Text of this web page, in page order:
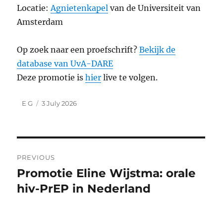
Locatie: Agnietenkapel van de Universiteit van
Amsterdam
Op zoek naar een proefschrift?Bekijk de
database van UvA-DARE
Deze promotie ishier live te volgen.
Author
E G
Posted
3 July 2026
navigation
PREVIOUS
Previous
post:
Promotie Eline Wijstma: orale
hiv-PrEP in Nederland